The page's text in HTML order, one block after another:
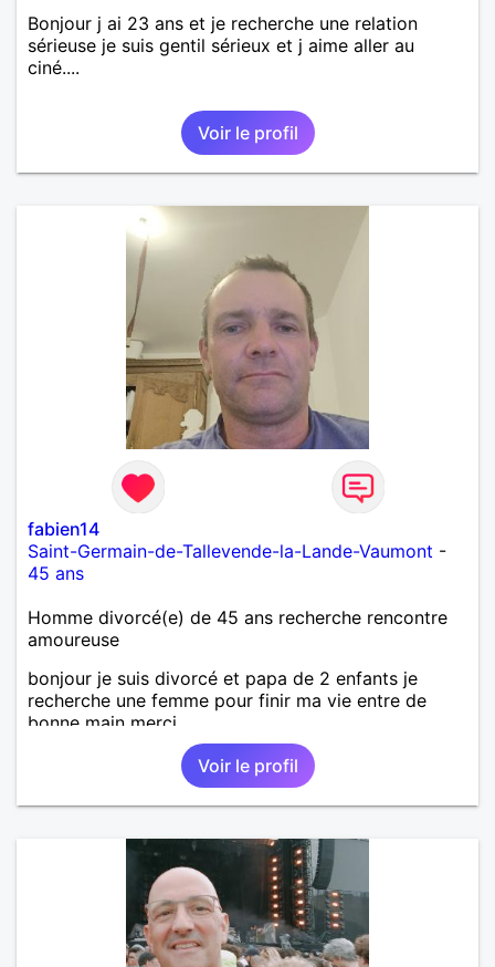
Bonjour j ai 23 ans et je recherche une relation
sérieuse je suis gentil sérieux et j aime aller au
ciné....
Voir le profil
fabien14
Saint-Germain-de-Tallevende-la-Lande-Vaumont -
45 ans
Homme divorcé(e) de 45 ans recherche rencontre
amoureuse
bonjour je suis divorcé et papa de 2 enfants je
recherche une femme pour finir ma vie entre de
bonne main merci
Voir le profil